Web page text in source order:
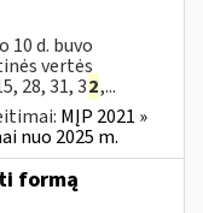
10 d. buvo
vertės
28, 31, 32,...
MĮP 2021 »
nuo 2025 m.
formą